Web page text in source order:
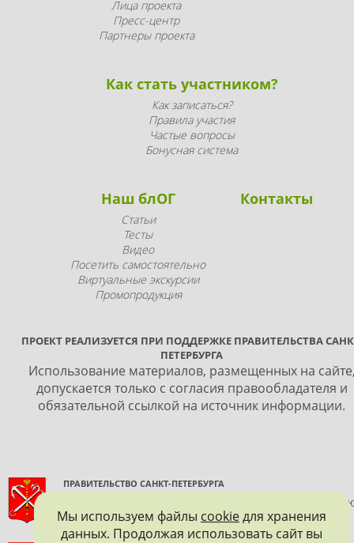
Лица проекта
Пресс-центр
Партнеры проекта
Как стать участником?
Как записаться?
Правила участия
Частые вопросы
Бонусная система
Наш блОГ
Статьи
Тесты
Видео
Посетить самостоятельно
Виртуальные экскурсии
Промопродукция
Контакты
ПРОЕКТ РЕАЛИЗУЕТСЯ ПРИ ПОДДЕРЖКЕ ПРАВИТЕЛЬСТВА
ПЕТЕРБУРГА
Использование материалов, размещенных на
допускается только с согласия правообладателя и
обязательной ссылкой на источник информации.
ПРАВИТЕЛЬСТВО САНКТ-ПЕТЕРБУРГА
КОМИТЕТ ПО ГОСУДАРСТВЕННОМУ КОНТРОЛЮ,
И ОХРАНЕ ПАМЯТНИКОВ ИСТОРИИ И КУЛЬТУРЫ
Мы используем файлы cookieдля хранения
данных. Продолжая использовать сайт вы